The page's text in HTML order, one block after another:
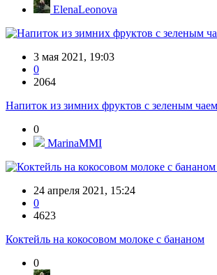
ElenaLeonova
3 мая 2021, 19:03
0
2064
Напиток из зимних фруктов с зеленым чаем
0
MarinaMMI
24 апреля 2021, 15:24
0
4623
Коктейль на кокосовом молоке с бананом
0